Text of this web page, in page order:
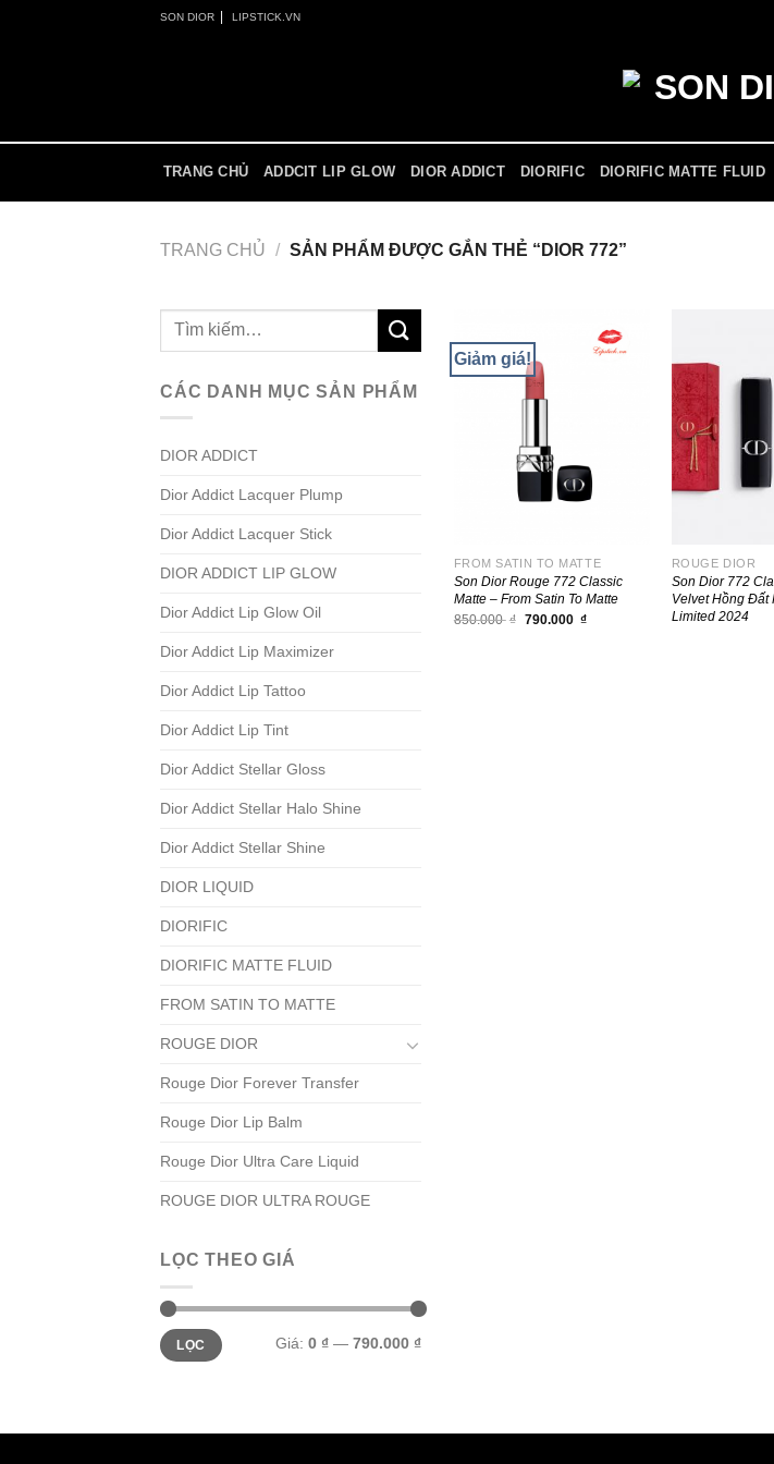
SON DIOR | LIPSTICK.VN
TRANG CHỦ ADDCIT LIP GLOW DIOR ADDICT DIORIFIC DIORIFIC MATTE FLUID
TRANG CHỦ / SẢN PHẨM ĐƯỢC GẮN THẺ “DIOR 772”
Tìm
CÁC DANH MỤC SẢN PHẨM
DIOR ADDICT
Dior Addict Lacquer Plump
Dior Addict Lacquer Stick
DIOR ADDICT LIP GLOW
Dior Addict Lip Glow Oil
Dior Addict Lip Maximizer
Dior Addict Lip Tattoo
Dior Addict Lip Tint
Dior Addict Stellar Gloss
Dior Addict Stellar Halo Shine
Dior Addict Stellar Shine
DIOR LIQUID
DIORIFIC
DIORIFIC MATTE FLUID
FROM SATIN TO MATTE
ROUGE DIOR
Rouge Dior Forever Transfer
Rouge Dior Lip Balm
Rouge Dior Ultra Care Liquid
ROUGE DIOR ULTRA ROUGE
LỌC THEO GIÁ
Giá
tối
thiểu
Giá
tối
đa
LỌC Giá: 0 ₫ — 790.000 ₫
Giảm giá!
FROM SATIN TO MATTE
Son Dior Rouge 772 Classic
Matte – From Satin To Matte
850.000 ₫ Giá
790.000 ₫Giá
ROUGE DIOR
Son Dior 772
Velvet Hồng Đất
Limited 2024